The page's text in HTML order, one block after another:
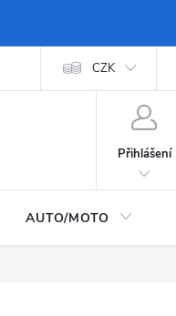
Moje objednávka
CZK
Přihlášení
AUTO/MOTO